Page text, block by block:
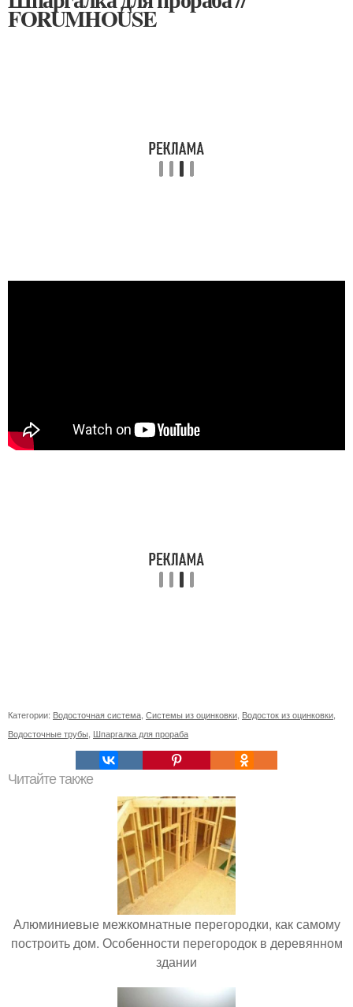
FORUMHOUSE
Категории: Водосточная система Системы из оцинковки Водосток из оцинковки
Водосточные трубы Шпаргалка для прораба
Читайте также
Алюминиевые межкомнатные перегородки, как самому
построить дом. Особенности перегородок в деревянном
здании